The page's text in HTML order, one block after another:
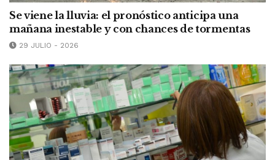
Se viene la lluvia: el pronóstico anticipa una
mañana inestable y con chances de tormentas
29 JULIO - 2026